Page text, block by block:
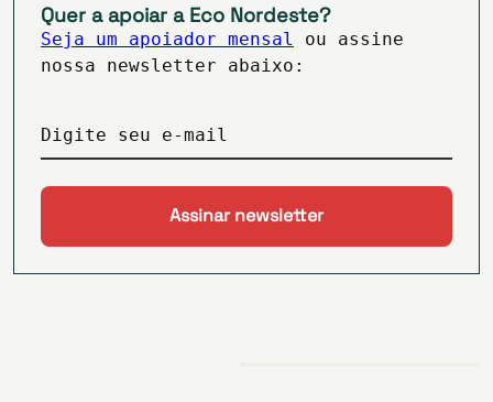
Quer a apoiar a Eco Nordeste?
Seja um apoiador mensal
ou assine
nossa newsletter abaixo:
Digite seu e-mail